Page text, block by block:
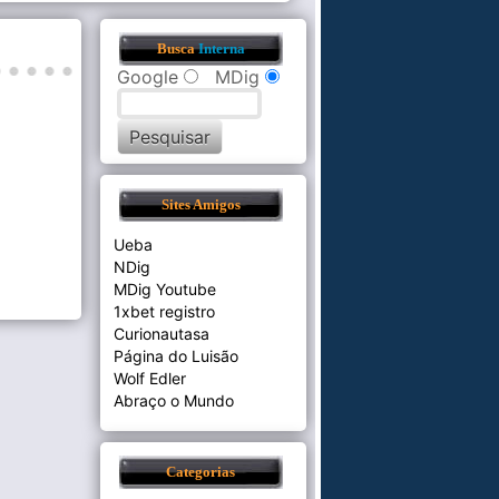
BuscaInterna
Google MDig
Sites Amigos
Ueba
NDig
MDig Youtube
1xbet registro
Curionautasa
Página do Luisão
Wolf Edler
Abraço o Mundo
Categorias